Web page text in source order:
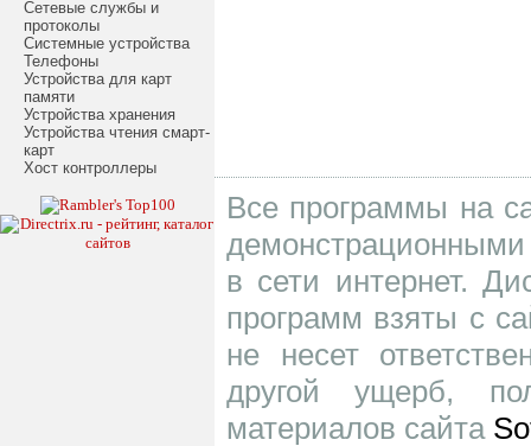
Сетевые службы и
протоколы
Системные устройства
Телефоны
Устройства для карт
памяти
Устройства хранения
Устройства чтения смарт-
карт
Хост контроллеры
Все программы на
в сети интернет.
программ взяты с
не несет
другой ущерб,
материалов сайта